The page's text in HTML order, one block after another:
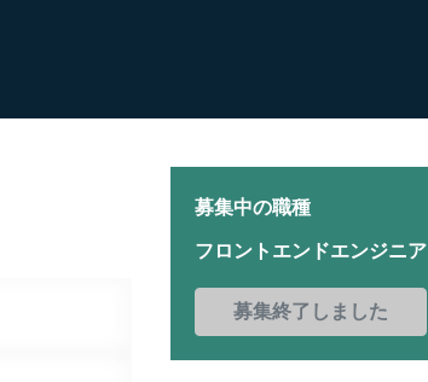
募集中の職種
フロントエンドエンジニア
募集終了しました